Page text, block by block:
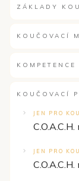
ZÁKLADY
KOUČOVACÍ
KOMPETENCE
KOUČOVACÍ
JEN PRO
JEN PRO